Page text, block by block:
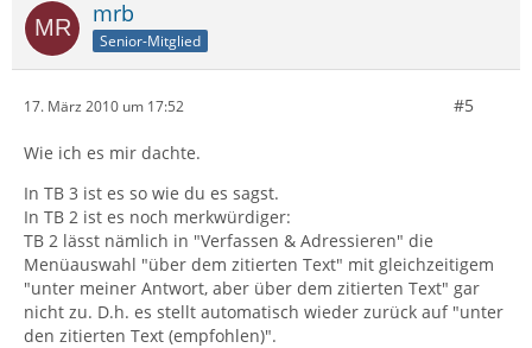
mrb
Senior-Mitglied
17. März 2010 um 17:52 #5
Wie ich es mir dachte.
In TB 3 ist es so wie du es sagst.
In TB 2 ist es noch merkwürdiger:
TB 2 lässt nämlich in "Verfassen & Adressieren" die
Menüauswahl "über dem zitierten Text" mit gleichzeitigem
"unter meiner Antwort, aber über dem zitierten Text" gar
nicht zu. D.h. es stellt automatisch wieder zurück auf "unter
den zitierten Text (empfohlen)".